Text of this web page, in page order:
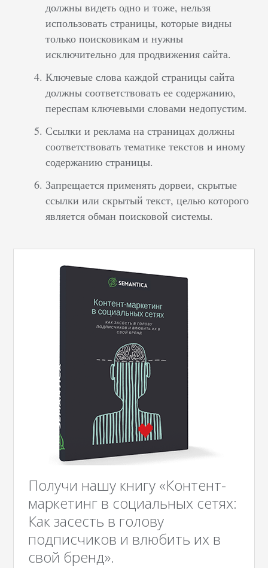
должны видеть одно и тоже, нельзя
использовать страницы, которые видны
только поисковикам и нужны
исключительно для продвижения сайта.
Ключевые слова каждой страницы сайта
должны соответствовать ее содержанию,
переспам ключевыми словами недопустим.
Ссылки и реклама на страницах должны
соответствовать тематике текстов и иному
содержанию страницы.
Запрещается применять дорвеи, скрытые
ссылки или скрытый текст, целью которого
является обман поисковой системы.
Получи нашу книгу «Контент-
маркетинг в социальных сетях:
Как засесть в голову
подписчиков и влюбить их в
свой бренд».